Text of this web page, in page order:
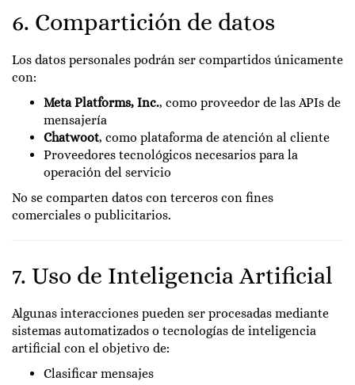
6. Compartición de datos
Los datos personales podrán ser compartidos únicamente
con:
Meta Platforms, Inc., como proveedor de las APIs de
mensajería
Chatwoot, como plataforma de atención al cliente
Proveedores tecnológicos necesarios para la
operación del servicio
No se comparten datos con terceros con fines
comerciales o publicitarios.
7. Uso de Inteligencia Artificial
Algunas interacciones pueden ser procesadas mediante
sistemas automatizados o tecnologías de inteligencia
artificial con el objetivo de:
Clasificar mensajes